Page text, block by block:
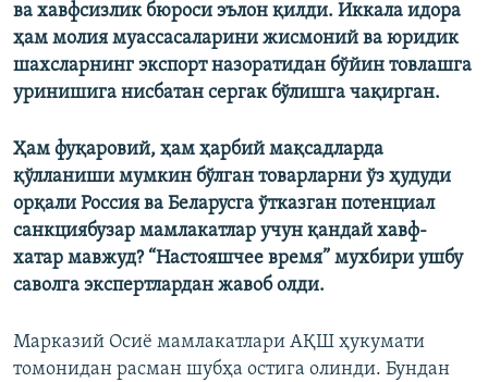
ва хавфсизлик бюроси эълон қилди. Иккала идора
ҳам молия муассасаларини жисмоний ва юридик
шахсларнинг экспорт назоратидан бўйин товлашга
уринишига нисбатан сергак бўлишга чақирган.
Ҳам фуқаровий, ҳам ҳарбий мақсадларда
қўлланиши мумкин бўлган товарларни ўз ҳудуди
орқали Россия ва Беларусга ўтказган потенциал
санкциябузар мамлакатлар учун қандай хавф-
хатар мавжуд? “Настояшчее время” мухбири ушбу
саволга экспертлардан жавоб олди.
Марказий Осиё мамлакатлари АҚШ ҳукумати
томонидан расман шубҳа остига олинди. Бундан